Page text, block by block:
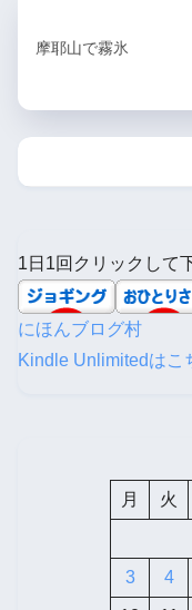
摩耶山で霧氷
1日1回クリックして
にほんブログ村
Kindle Unlimitedはこ
月
火
3 4